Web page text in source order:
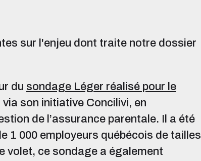
sur l'enjeu dont traite notre dossier
du sondage Léger réalisé pour le
via son initiative Concilivi, en
de l’assurance parentale. Il a été
1 000 employeurs québécois de tailles
volet, ce sondage a également